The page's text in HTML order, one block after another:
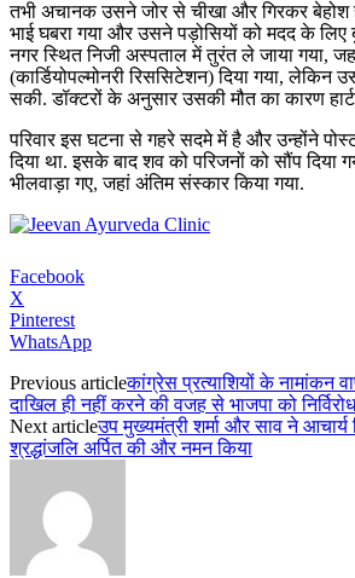
तभी अचानक उसने जोर से चीखा और गिरकर बेहोश
भाई घबरा गया और उसने पड़ोसियों को मदद के
नगर स्थित निजी अस्पताल में तुरंत ले जाया गया,
(कार्डियोपल्मोनरी रिससिटेशन) दिया गया, लेकिन
सकी. डॉक्टरों के अनुसार उसकी मौत का कारण
परिवार इस घटना से गहरे सदमे में है और उन्होंने
दिया था. इसके बाद शव को परिजनों को सौंप
भीलवाड़ा गए, जहां अंतिम संस्कार किया गया.
Facebook
X
Pinterest
WhatsApp
Previous articleकांग्रेस प्रत्याशियों के नामांकन
दाखिल ही नहीं करने की वजह से भाजपा को
Next articleउप मुख्यमंत्री शर्मा और साव ने आचार्य
श्रद्धांजलि अर्पित की और नमन किया